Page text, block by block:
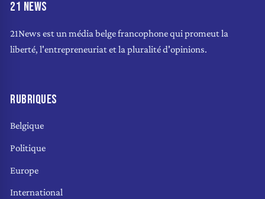
21 NEWS
21News est un média belge francophone qui promeut la
liberté, l'entrepreneuriat et la pluralité d'opinions.
RUBRIQUES
Belgique
Politique
Europe
International